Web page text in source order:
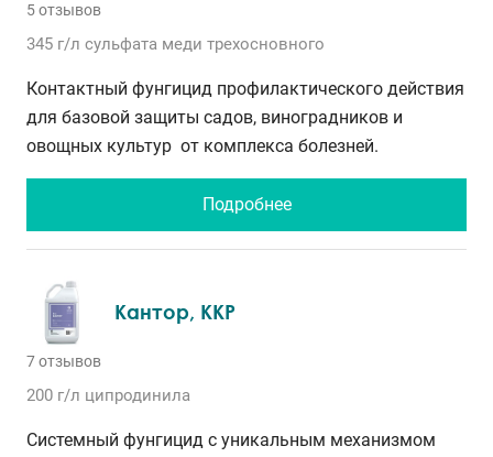
5 отзывов
345 г/л сульфата меди трехосновного
Контактный фунгицид профилактического действия
для базовой защиты садов, виноградников и
овощных культур от комплекса болезней.
Подробнее
Кантор, ККР
7 отзывов
200 г/л ципродинила
Системный фунгицид с уникальным механизмом